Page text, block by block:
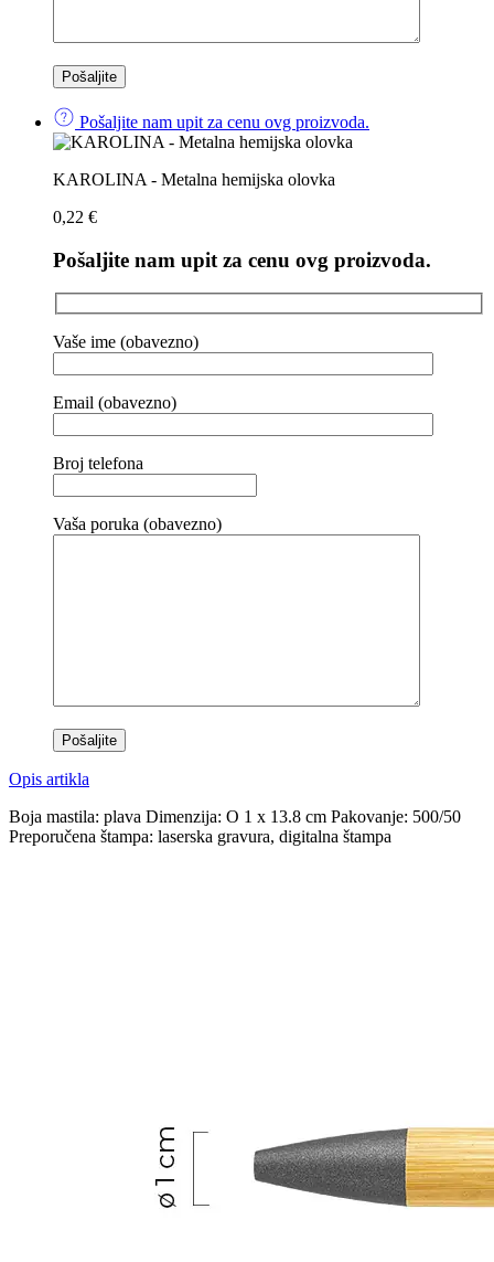
Pošaljite nam upit za cenu ovg proizvoda.
KAROLINA - Metalna hemijska olovka
0,22 €
Pošaljite nam upit za cenu ovg proizvoda.
Vaše ime (obavezno)
Email (obavezno)
Broj telefona
Vaša poruka (obavezno)
Opis artikla
Boja mastila: plava Dimenzija: O 1 x 13.8 cm Pakovanje: 500/50
Preporučena štampa: laserska gravura, digitalna štampa